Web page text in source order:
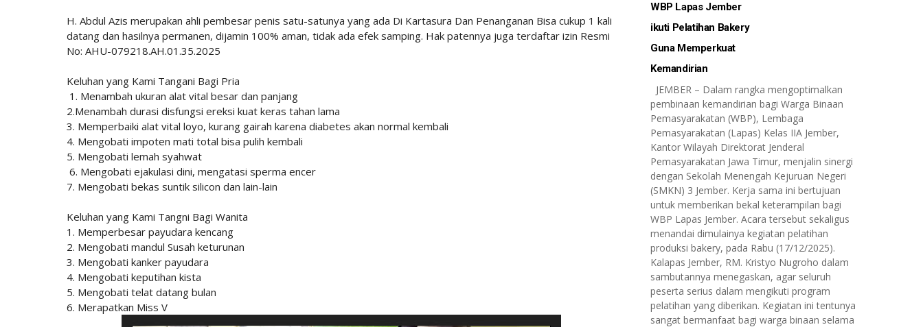
H. Abdul Azis merupakan ahli pembesar penis satu-satunya yang ada Di Kartasura Dan Penanganan Bisa cukup 1 kali
datang dan hasilnya permanen, dijamin 100% aman, tidak ada efek samping. Hak patennya juga terdaftar izin Resmi
No: AHU-079218.AH.01.35.2025
Keluhan yang Kami Tangani Bagi Pria
1. Menambah ukuran alat vital besar dan panjang
2.Menambah durasi disfungsi ereksi kuat keras tahan lama
3. Memperbaiki alat vital loyo, kurang gairah karena diabetes akan normal kembali
4. Mengobati impoten mati total bisa pulih kembali
5. Mengobati lemah syahwat
6. Mengobati ejakulasi dini, mengatasi sperma encer
7. Mengobati bekas suntik silicon dan lain-lain
Keluhan yang Kami Tangni Bagi Wanita
1. Memperbesar payudara kencang
2. Mengobati mandul Susah keturunan
3. Mengobati kanker payudara
4. Mengobati keputihan kista
5. Mengobati telat datang bulan
6. Merapatkan Miss V
WBP Lapas Jember
ikuti Pelatihan Bakery
Guna Memperkuat
Kemandirian
JEMBER – Dalam rangka mengoptimalkan
pembinaan kemandirian bagi Warga Binaan
Pemasyarakatan (WBP), Lembaga
Pemasyarakatan (Lapas) Kelas IIA Jember,
Kantor Wilayah Direktorat Jenderal
Pemasyarakatan Jawa Timur, menjalin sinergi
dengan Sekolah Menengah Kejuruan Negeri
(SMKN) 3 Jember. Kerja sama ini bertujuan
untuk memberikan bekal keterampilan bagi
WBP Lapas Jember. Acara tersebut sekaligus
menandai dimulainya kegiatan pelatihan
produksi bakery, pada Rabu (17/12/2025).
Kalapas Jember, RM. Kristyo Nugroho dalam
sambutannya menegaskan, agar seluruh
peserta serius dalam mengikuti program
pelatihan yang diberikan. Kegiatan ini tentunya
sangat bermanfaat bagi warga binaan selama